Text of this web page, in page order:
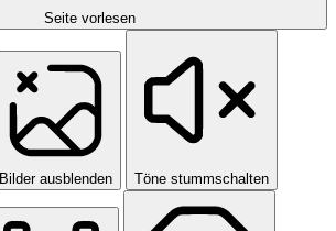
Seite vorlesen
Bilder ausblenden Töne stummschalten